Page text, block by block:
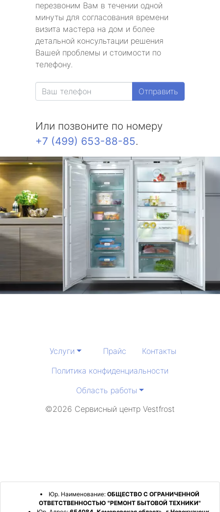
перезвоним Вам в течении одной
минуты для согласования времени
визита мастера на дом и более
детальной консультации решения
Вашей проблемы и стоимости по
телефону.
Отправить
Или позвоните по номеру
+7 (499) 653-88-85.
Услуги Прайс
Контакты
Политика конфиденциальности
Область работы
©2026 Сервисный центр Vestfrost
Юр. Наименование: ОБЩЕСТВО С ОГРАНИЧЕННОЙ
ОТВЕТСТВЕННОСТЬЮ "РЕМОНТ БЫТОВОЙ ТЕХНИКИ"